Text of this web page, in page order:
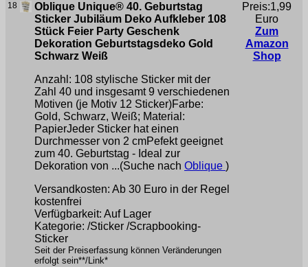
18
Oblique Unique® 40. Geburtstag
Sticker Jubiläum Deko Aufkleber 108
Stück Feier Party Geschenk
Dekoration Geburtstagsdeko Gold
Schwarz Weiß
Anzahl: 108 stylische Sticker mit der
Zahl 40 und insgesamt 9 verschiedenen
Motiven (je Motiv 12 Sticker)Farbe:
Gold, Schwarz, Weiß; Material:
PapierJeder Sticker hat einen
Durchmesser von 2 cmPefekt geeignet
zum 40. Geburtstag - Ideal zur
Dekoration von ...(Suche nach Oblique )
Versandkosten: Ab 30 Euro in der Regel
kostenfrei
Verfügbarkeit: Auf Lager
Kategorie: /Sticker /Scrapbooking-
Sticker
Seit der Preiserfassung können Veränderungen
erfolgt sein**/Link*
Preis:1,99
Euro
Zum
Amazon
Shop